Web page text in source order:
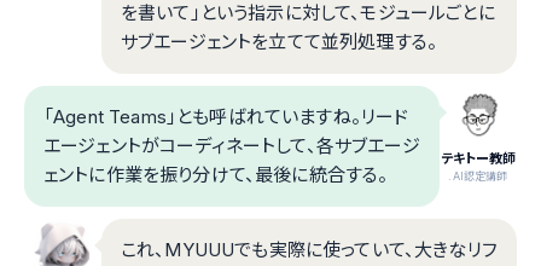
を書いて」という指示に対して、モジュールごとに
サブエージェントを立てて並列処理する。
テキトー教師
.AI認定講師
「Agent Teams」とも呼ばれていますね。リード
エージェントがコーディネートして、各サブエージ
ェントに作業を振り分けて、最後に統合する。
これ、MYUUUでも実際に使っていて、大きなリフ